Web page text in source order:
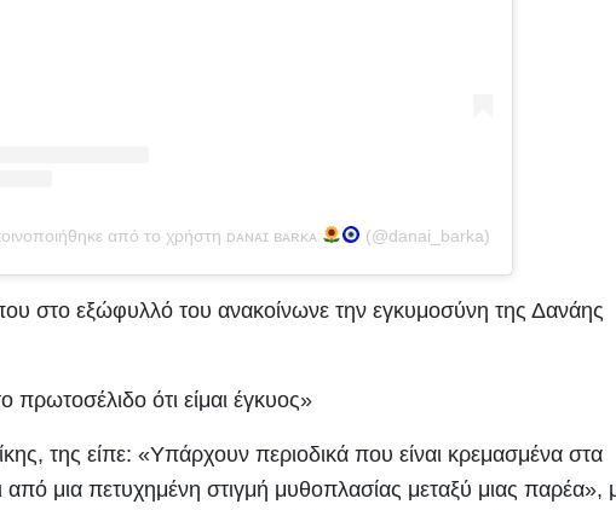
από το χρήστη ᴅᴀɴᴀɪ ʙᴀʀᴋᴀ (@danai_barka)
στο εξώφυλλό του ανακοίνωνε την εγκυμοσύνη της Δανάης
της είπε: «Υπάρχουν περιοδικά που είναι κρεμασμένα στα
από μια πετυχημένη στιγμή μυθοπλασίας μεταξύ μιας παρέα»,